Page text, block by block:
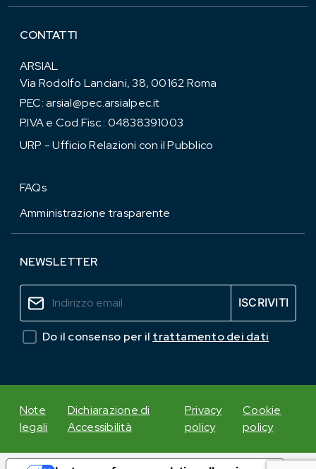
CONTATTI
ARSIAL
Via Rodolfo Lanciani, 38, 00162 Roma
PEC:arsial@pec.arsialpec.it
P.IVA e Cod.Fisc.: 04838391003
URP - Ufficio Relazioni con il Pubblico
FAQs
Amministrazione trasparente
NEWSLETTER
Do il consenso per il trattamento dei dati
Note
legali
Dichiarazione di
Accessibilità
Privacy
policy
Cookie
policy